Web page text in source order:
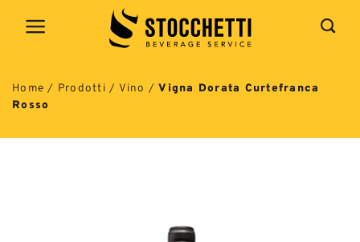
Home / Prodotti / Vino /Vigna Dorata Curtefranca
Rosso